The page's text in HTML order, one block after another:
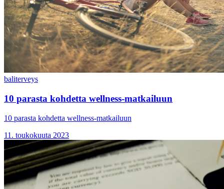
baliterveys
10 parasta kohdetta wellness-matkailuun
10 parasta kohdetta wellness-matkailuun
11. toukokuuta 2023